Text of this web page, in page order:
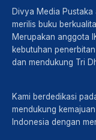
Divya Media
merilis buku
Merupakan anggota
kebutuhan
dan mendukung Tri
Kami berdedikasi
mendukung
Indonesia dengan